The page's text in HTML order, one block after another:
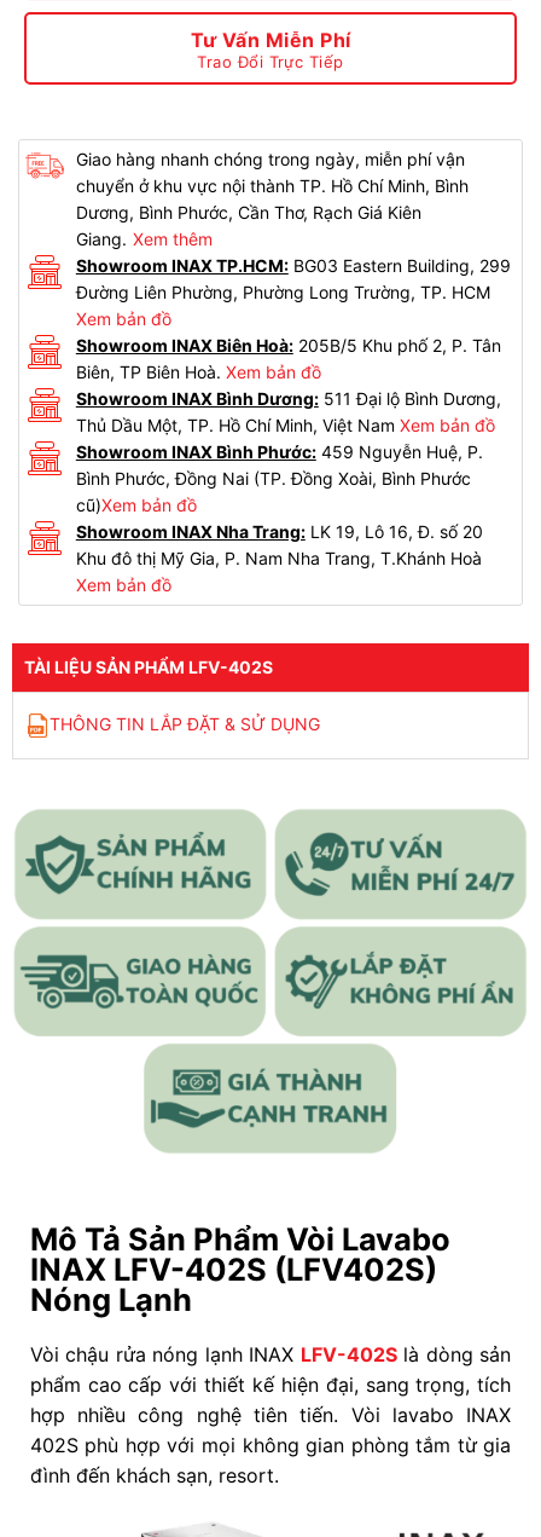
Tư Vấn Miễn Phí
Trao Đổi Trực Tiếp
Giao hàng nhanh chóng trong ngày, miễn phí vận
chuyển ở khu vực nội thành TP. Hồ Chí Minh, Bình
Dương, Bình Phước, Cần Thơ, Rạch Giá Kiên
Giang. Xem thêm
Showroom INAX TP.HCM:BG03 Eastern Building, 299
Đường Liên Phường, Phường Long Trường, TP. HCM
Xem bản đồ
Showroom INAX Biên Hoà:205B/5 Khu phố 2, P. Tân
Biên, TP Biên Hoà. Xem bản đồ
Showroom INAX Bình Dương:511 Đại lộ Bình Dương,
Thủ Dầu Một, TP. Hồ Chí Minh, Việt Nam Xem bản đồ
Showroom INAX Bình Phước:459 Nguyễn Huệ, P.
Bình Phước, Đồng Nai (TP. Đồng Xoài, Bình Phước
cũ)Xem bản đồ
Showroom INAX Nha Trang:LK 19, Lô 16, Đ. số 20
Khu đô thị Mỹ Gia, P. Nam Nha Trang, T.Khánh Hoà
Xem bản đồ
TÀI LIỆU SẢN PHẨM LFV-402S
THÔNG TIN LẮP ĐẶT & SỬ DỤNG
Mô Tả Sản Phẩm Vòi Lavabo
INAX LFV-402S (LFV402S)
Nóng Lạnh
Vòi chậu rửa nóng lạnh INAX LFV-402Slà dòng sản
phẩm cao cấp với thiết kế hiện đại, sang trọng, tích
hợp nhiều công nghệ tiên tiến. Vòi lavabo INAX
402S phù hợp với mọi không gian phòng tắm từ gia
đình đến khách sạn, resort.